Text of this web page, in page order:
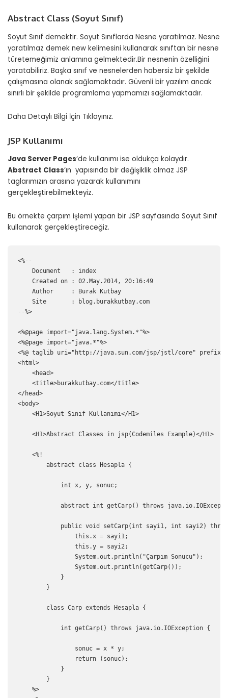
Abstract Class (Soyut Sınıf)
Soyut Sınıf demektir. Soyut Sınıflarda Nesne yaratılmaz. Nesne
yaratılmaz demek new kelimesini kullanarak sınıftan bir nesne
türetemeğimiz anlamına gelmektedir.Bir nesnenin özelliğini
yaratabiliriz. Başka sınıf ve nesnelerden habersiz bir şekilde
çalışmasına olanak sağlamaktadır. Güvenli bir yazılım ancak
sınırlı bir şekilde programlama yapmamızı sağlamaktadır.
Daha Detaylı Bilgi İçin Tıklayınız.
JSP Kullanımı
Java Server Pages‘de kullanımı ise oldukça kolaydır.
Abstract Class‘ın yapısında bir değişiklik olmaz JSP
taglarımızın arasına yazarak kullanımını
gerçekleştirebilmekteyiz.
Bu örnekte çarpım işlemi yapan bir JSP sayfasında Soyut Sınıf
kullanarak gerçekleştireceğiz.
<%--
    Document   : index
    Created on : 02.May.2014, 20:16:49
    Author     : Burak Kutbay
    Site       : blog.burakkutbay.com
--%>
<%@page import="java.lang.System.*"%>
<%@page import="java.*"%>
<%@ taglib uri="http://java.sun.com/jsp/jstl/core"
<html>
    <head>
    <title>burakkutbay.com</title>
</head>
<body>
    <H1>Soyut Sınıf Kullanımı</H1>
    <H1>Abstract Classes in jsp(Codemiles Example)</H1>
    <%!
        abstract class Hesapla {
            int x, y, sonuc;
abstract int getCarp() throws
public void setCarp(int sayi1, int sayi2)
                this.x = sayi1;
                this.y = sayi2;
                System.out.println("Çarpım Sonucu");
                System.out.println(getCarp());
            }
        }
        class Carp extends Hesapla {
            int getCarp() throws java.io.IOException {
                sonuc = x * y;
                return (sonuc);
            }
        }
    %>